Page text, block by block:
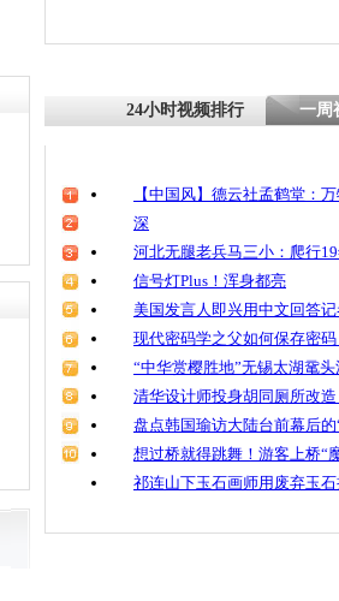
24小时视频排行 一周
【中国风】德云社孟鹤堂：
深
河北无腿老兵马三小：爬行
信号灯Plus！浑身都亮
美国发言人即兴用中文回答
现代密码学之父如何保存密
“中华赏樱胜地”无锡太湖鼋
清华设计师投身胡同厕所改
盘点韩国瑜访大陆台前幕后的
想过桥就得跳舞！游客上桥“
祁连山下玉石画师用废弃玉